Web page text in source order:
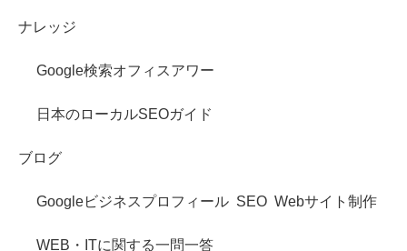
ナレッジ
Google検索オフィスアワー
日本のローカルSEOガイド
ブログ
Googleビジネスプロフィール SEO Webサイト制作
WEB・ITに関する一問一答